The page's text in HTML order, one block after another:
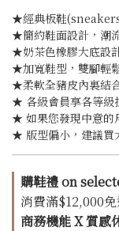
★經典板鞋
★簡約鞋面設計，潮
★奶茶色橡膠大底設
★加寬鞋型，雙腳輕
★柔軟全豬皮內裏結
★ 各級會員享各等級
★ 如果您發現中意的
★ 版型偏小，建議買
購鞋禮 on
消費滿$12,000
商務機能 X 質感